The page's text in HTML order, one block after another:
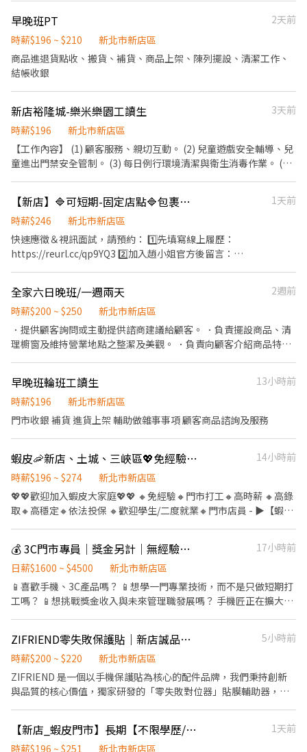
新店北宜店 新北市新店區北宜路二段69號1樓 新店安和店 新北市新
店區安和路二段163號1樓 新店安康三店 新北市新店區安康路三段
動很快很快，先搶先贏 ＊＊＊＊＊＊＊＊＊＊＊＊＊＊＊＊＊＊＊
＊ ☑️至少配合四個月以上 ☑️ 需配合加班，搬運重物（約 15 公斤）
💡皆會提供完整教育訓練＋店面實習，新手也OK！💡
為主)​ 工作地點：依您鄰近地區媒合​ *學經歷不拘，喜歡與人互動，
樂觀開朗，具有服務熱忱*​ 若對其他地區有意願也歡迎投遞！ ​
早晚班PT
2天前
時薪$196 ~ $210
新北市新店區
商品進退貨點收、搬貨、補貨、商品上架、陳列擺設、清潔工作、
結帳收銀
新店裕隆城-樂米樂園工讀生
3天前
時薪$196
新北市新店區
【工作內容】 (1) 顧客服務、親切互動。 (2) 兒童遊戲安全輔導、兒
童進出門禁安全管制。 (3) 每日例行環境清潔與衛生消毒作業。 (4)
極活潑，喜歡從事親子互動工作。 ▲工作時間：11:00-20:00或
13:00-22:00 (依現場排班情況調整/中間休息一小時不計薪) ▲需配
合排班 ▲具服務熱誠 ▲無不良前科 ★工作歡樂、同事相處和睦，歡
迎無經驗學生、應屆畢業長期兼職★ ★具學前教育相關科系背景、
具服務業相關經驗尤佳★ ★歡迎喜歡小朋友的大朋友，有熱誠，重
【新店】🔷可短期-固定店點🔷包裹取貨門市人員🔷快速上工
1天前
時薪$246
新北市新店區
快速應徵＆視訊面試，請預約： 1️⃣先填寫線上履歷：
https://reurl.cc/qp9YQ3 2️⃣加入趙小姐官方後留言：
店點 不須跑點) ❶負責進貨驗收作業，確認包裹數量與狀態無誤 ❷
執行店到家宅配包裹上架 ❸進行揀貨、打包作業，並將包裹上架至
智取櫃 ❹紀錄騎手取件紀錄與配送順序符合建議配送順序，並回報
給宅配區經理 ❺維持門市作業區整潔，執行日常清潔與環境維護 ❻
早班時薪$226 午班時薪$226 晚班時薪$246 🔷 工作地點：新新店百
忍 - 智取店 🔷 招募條件 ❶必須配合排班與輪班，一週至少要排班 4
天（六、日至少可上班 1 天） ❷可指定不上班時段（例如：每週三
固定不能上班） ❸至少配合三個月 ⭐無需上教育訓練和實習，錄取
後可立即上工
全家六日晚班/一週兩天
2週前
時薪$200 ~ $250
新北市新店區
．提供顧客詢問或主動提供諮商建議給顧客。 ．負責擺設商品、清
理櫥窗及維持營業地點之整潔及美觀。 ．負責向顧客介紹商品特
束營業前，統計銷售情形、盤點貨品存量及撰寫當日業務報表。
早晚班輪班工讀生
13小時前
時薪$196
新北市新店區
門市收銀 補貨 進貨上架 輔助做雜事事項 顧客商品諮詢及服務
蝦皮🦐新店、土城、三峽區💖免經驗｜高時薪｜高錄取｜自選門市｜工作簡單｜包裹理貨員
14小時前
時薪$196 ~ $274
新北市新店區
💖💖歡迎加入蝦皮大家庭💖💖 🔸免經驗🔸門市打工🔸高時薪 🔸高錄
取🔸高穩定🔸依法投保 🔸歡迎學生/二度就業🔸門市店員 - ▶【蝦皮
5間門市) 4. 有人店無須騎車 5. 須配合調店、支援【提供完整SOP及
店面實習】 - ▶【智取店】：上班時間 固定早班：07:00 - 13:30、
08:30 - 13:30 固定晚班：17:30 - 23:30、18:30 - 24:00 固定夜班：
23:30 - 03:30 (每周至少配合4天，包含假日需排班) - ▶【一般門市
天，包含假日需排班) - ▶【智取門市】：地點自選 🔹【新店區】 新
店七張 - 智取店：新北市新店區北新路二段20號1樓 新店央北 - 智取
店區安康路二段161號1樓 新店安祥 - 智取店：新北市新店區安祥路
125號1樓 新店清潭 - 智取店：新北市新店區北宜路二段201號1樓
新店北新 - 智取店： 新北市新店區北新路一段157號1樓 新店民族 -
智取店： 新北市新店區民族路26號1樓 新店永安 - 智取店：新北市
新店區永安街85號1樓 🔹【土城區】 土城裕民二 - 智取店：新北市
💰 3C門市專員｜獎金另計｜無經驗可_TCS610
17小時前
日薪$1600 ~ $4500
新北市新店區
📱喜歡手機、3C產品嗎？ 📱想學一門專業技術，而不是只做短期打
工嗎？ 📱想挑戰獎金收入與未來管理職發展嗎？ 手機匠正在擴大招
工作內容 ✅ 手機保護貼施工、包膜服務 ✅ 3C周邊商品介紹與銷售
✅ 協助顧客挑選適合商品 ✅ 商品陳列、進貨與庫存管理 ✅ 門市環境
維護 ✅ 售後服務與顧客關係維護 ✅ 與團隊共同達成營運目標 工作
地點 📍 新北市新店區中興路三段70號（裕隆城） 工作時間 ⏰ 11:00
～4,500元以上 轉正後另享： 🔥 個人業績獎金 🔥 團體業績獎金 🔥
年終獎金 🔥 三節獎金 🔥 利潤分紅 ※實際薪資及獎金依個人能力、
ZIFRIEND零失敗保護貼｜新店誠品生活專櫃｜專櫃兼職人員／長期工讀
5小時前
時薪$200 ~ $220
新北市新店區
ZIFRIEND 是一個以手機保護貼為核心的配件品牌，我們秉持創新
與品質的核心價值，獨家研發的「零失敗對位器」貼膜輔助器，讓
迷，同時熱衷於與人面對面接觸和溝通，樂於分享產品知識，我們
誠摯邀請你加入我們的團隊。 【職務內容】 1. 顧客服務與銷售： 門
【新店_蝦皮門市】長期【不限學歷/兼職】快速錄取TO
1天前
時薪$196 ~ $251
新北市新店區